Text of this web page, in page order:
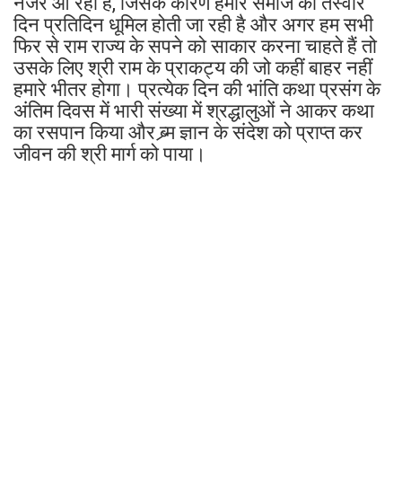
दिन प्रतिदिन धूमिल होती जा रही है और अगर हम सभी
फिर से राम राज्य के सपने को साकार करना चाहते हैं तो
उसके लिए श्री राम के प्राकट्य की जो कहीं बाहर नहीं
हमारे भीतर होगा। प्रत्येक दिन की भांति कथा प्रसंग के
अंतिम दिवस में भारी संख्या में श्रद्धालुओं ने आकर कथा
का रसपान किया और ब्र्म ज्ञान के संदेश को प्राप्त कर
जीवन की श्री मार्ग को पाया।